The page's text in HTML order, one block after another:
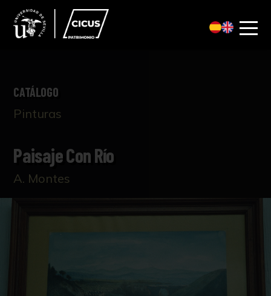
CATÁLOGO
Pinturas
Paisaje Con Río
A. Montes